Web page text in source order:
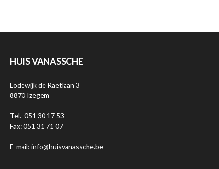
HUIS VANASSCHE
Lodewijk de Raetlaan 3
8870 Izegem
Tel.: 051 30 17 53
Fax: 051 31 71 07
E-mail: info@huisvanassche.be